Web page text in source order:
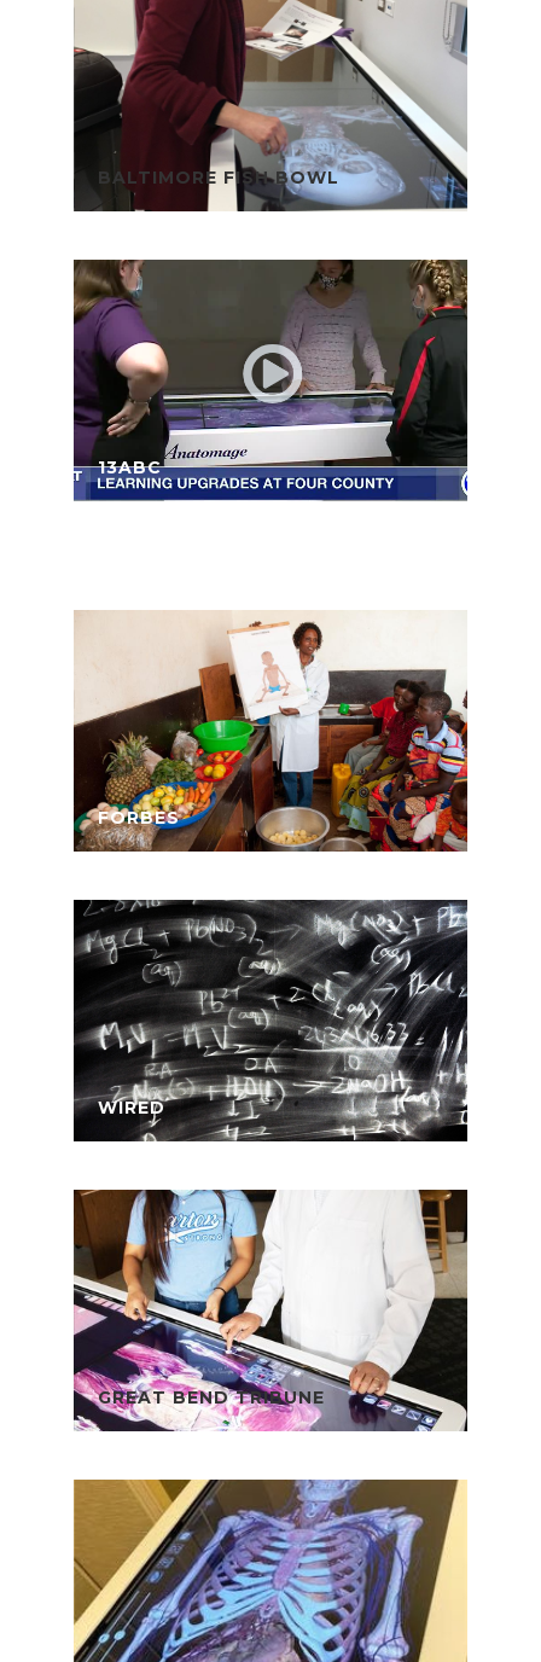
BALTIMORE FISH BOWL
13ABC
FORBES
WIRED
GREAT BEND TRIBUNE